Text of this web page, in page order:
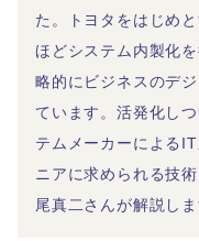
た。トヨタをはじめ
ほどシステム内製化
略的にビジネスのデ
ています。活発化し
テムメーカーによる
ニアに求められる技
尾真二さんが解説しま